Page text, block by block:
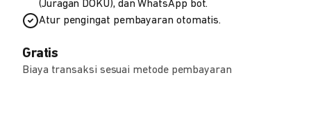
(Juragan DOKU), dan WhatsApp bot.
Atur pengingat pembayaran otomatis.
Gratis
Biaya transaksi sesuai metode pembayaran